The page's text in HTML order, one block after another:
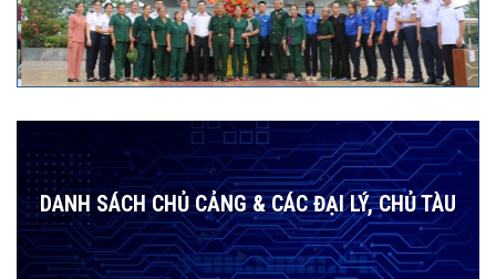
DANH SÁCH CHỦ CẢNG & CÁC ĐẠI LÝ, CHỦ TÀU